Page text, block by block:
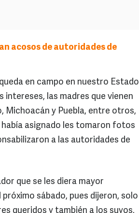
acosos de autoridades de
en campo en nuestro Estado
intereses, las madres que vienen
Michoacán y Puebla, entre otros,
había asignado les tomaron fotos
a las autoridades de
que se les diera mayor
sábado, pues dijeron, solo
queridos y también a los suyos,